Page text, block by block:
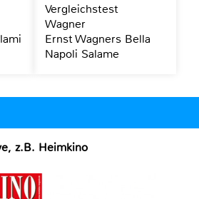
z.B. Heimkino
Vergleichstest
Wagner
Ernst Wagners Bella
Napoli Salame